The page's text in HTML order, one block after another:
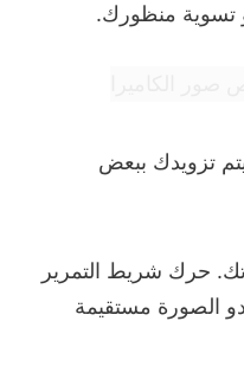
تسوية منظورك.
تزويدك ببعض
حرك شريط التمرير
الصورة مستقيمة